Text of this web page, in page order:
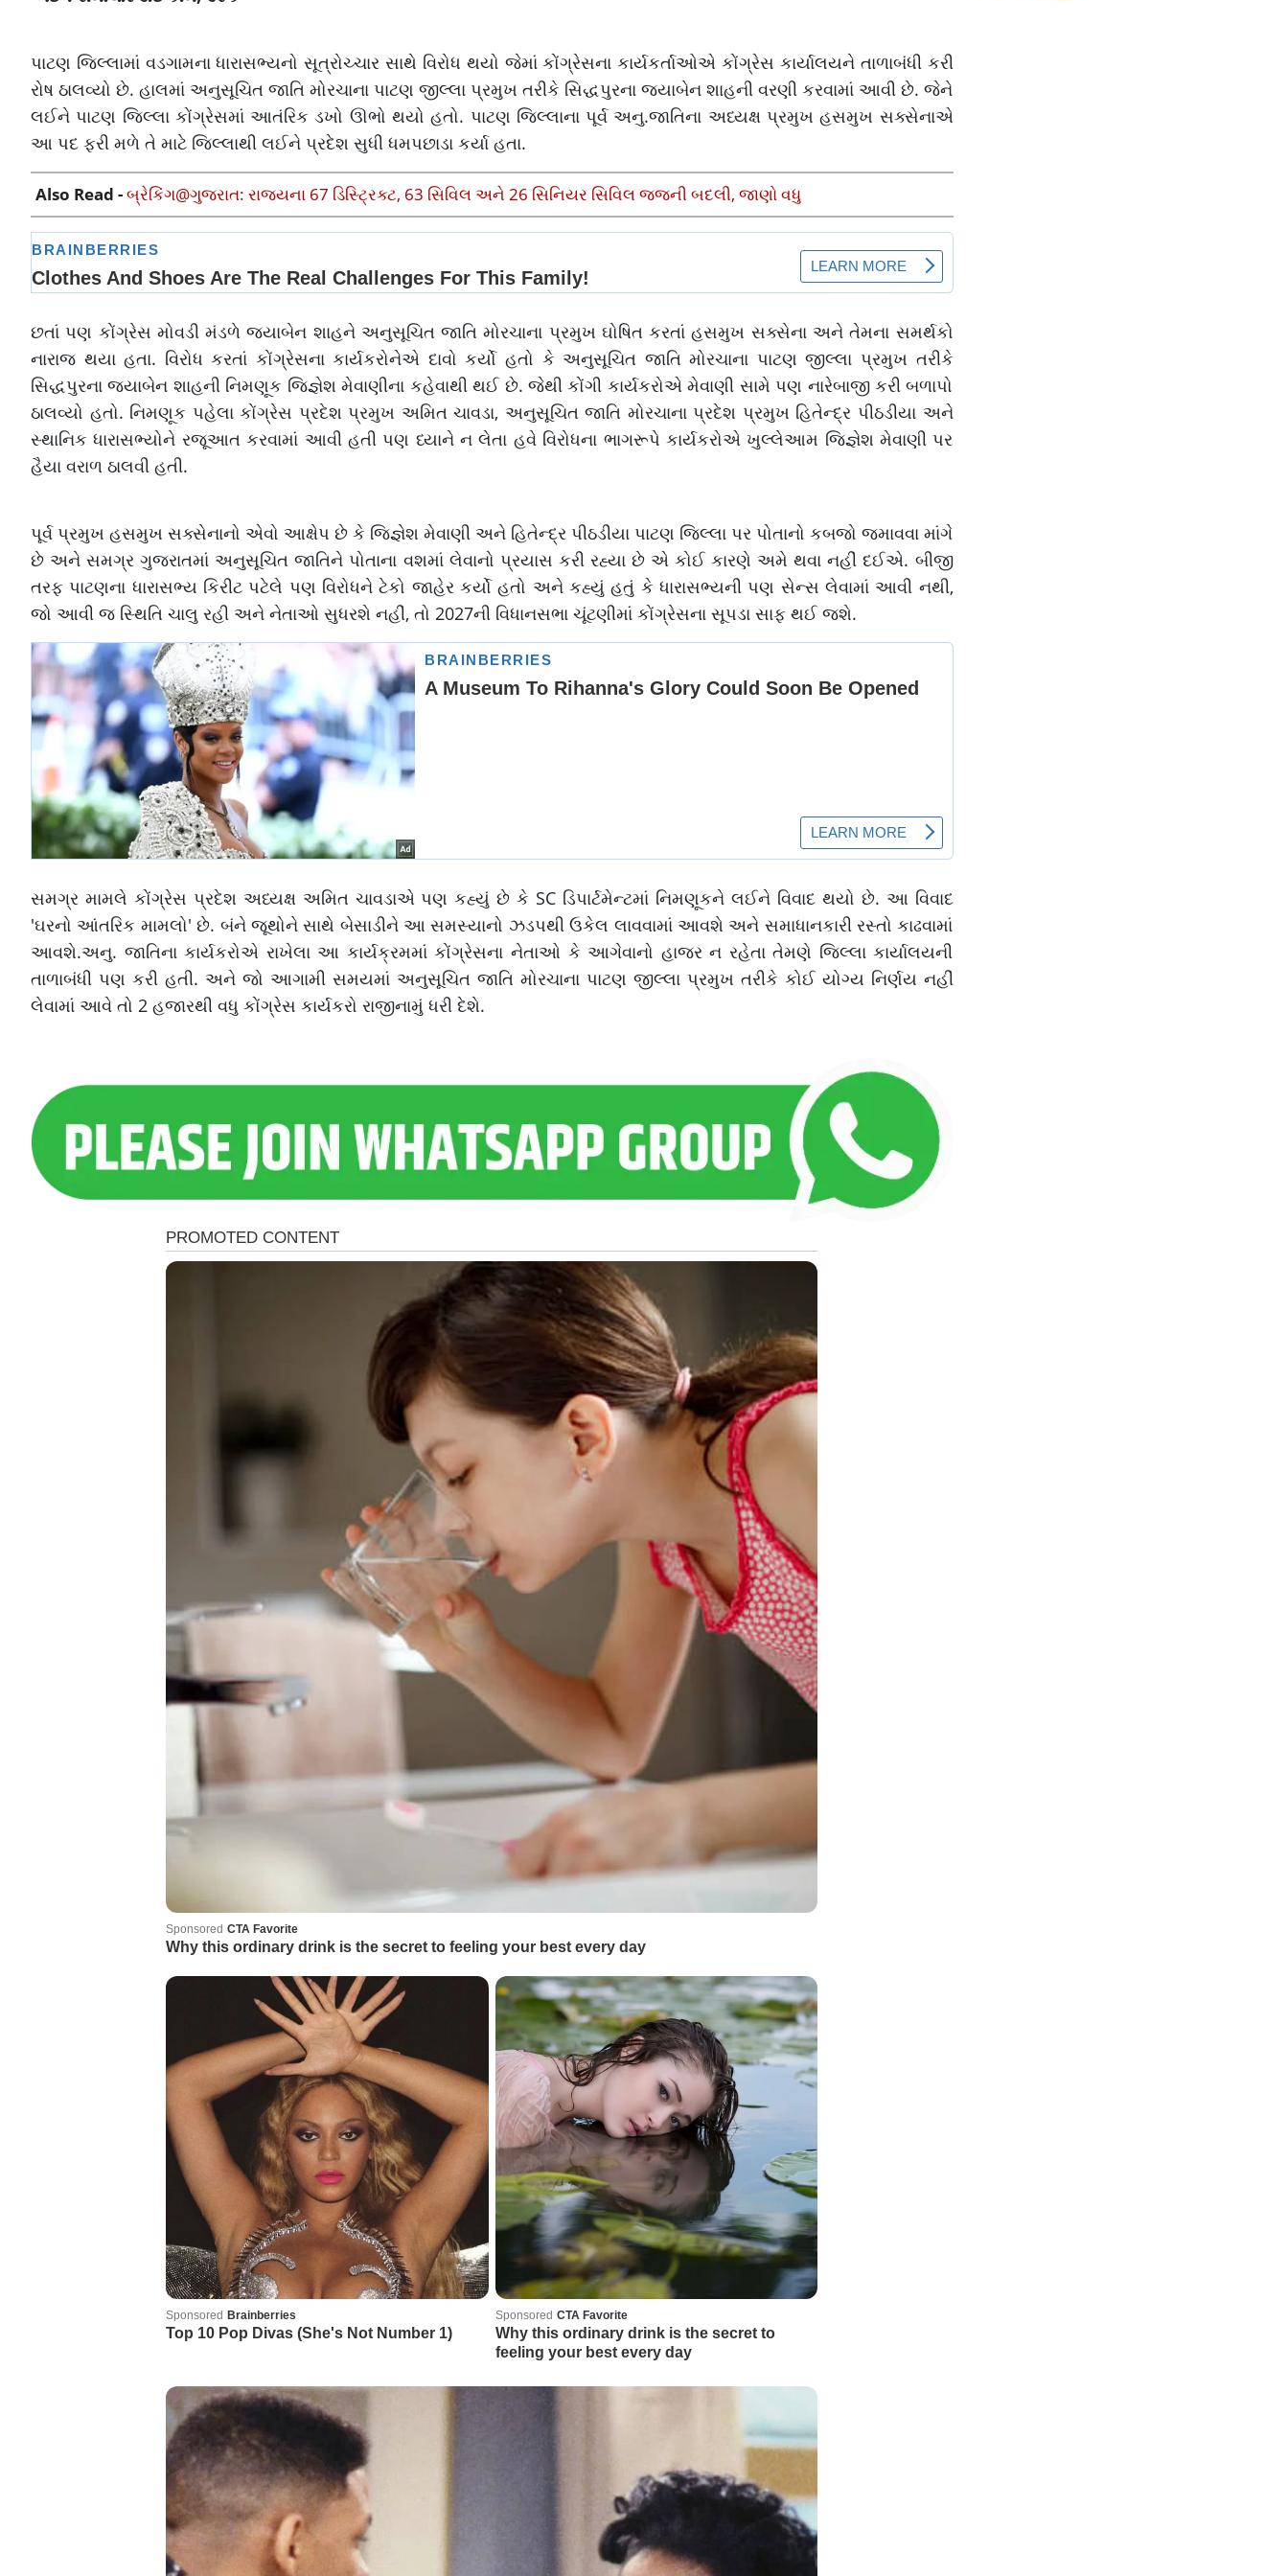
પાટણ જિલ્લામાં વડગામના ધારાસભ્યનો સૂત્રોચ્ચાર સાથે વિરોધ થયો જેમાં કોંગ્રેસના કાર્યકર્તાઓએ કોંગ્રેસ કાર્યાલયને તાળાબંધી કરી
રોષ ઠાલવ્યો છે. હાલમાં અનુસૂચિત જાતિ મોરચાના પાટણ જીલ્લા પ્રમુખ તરીકે સિદ્ધપુરના જયાબેન શાહની વરણી કરવામાં આવી છે. જેને
લઈને પાટણ જિલ્લા કોંગ્રેસમાં આતંરિક ડખો ઊભો થયો હતો. પાટણ જિલ્લાના પૂર્વ અનુ.જાતિના અધ્યક્ષ પ્રમુખ હસમુખ સક્સેનાએ
આ પદ ફરી મળે તે માટે જિલ્લાથી લઈને પ્રદેશ સુધી ધમપછાડા કર્યા હતા.
Also Read -બ્રેકિંગ@ગુજરાત: રાજ્યના 67 ડિસ્ટ્રિક્ટ, 63 સિવિલ અને 26 સિનિયર સિવિલ જજની બદલી, જાણો વધુ
છતાં પણ કોંગ્રેસ મોવડી મંડળે જયાબેન શાહને અનુસૂચિત જાતિ મોરચાના પ્રમુખ ઘોષિત કરતાં હસમુખ સક્સેના અને તેમના સમર્થકો
નારાજ થયા હતા. વિરોધ કરતાં કોંગ્રેસના કાર્યકરોનેએ દાવો કર્યો હતો કે અનુસૂચિત જાતિ મોરચાના પાટણ જીલ્લા પ્રમુખ તરીકે
સિદ્ધપુરના જયાબેન શાહની નિમણૂક જિજ્ઞેશ મેવાણીના કહેવાથી થઈ છે. જેથી કોંગી કાર્યકરોએ મેવાણી સામે પણ નારેબાજી કરી બળાપો
ઠાલવ્યો હતો. નિમણૂક પહેલા કોંગ્રેસ પ્રદેશ પ્રમુખ અમિત ચાવડા, અનુસૂચિત જાતિ મોરચાના પ્રદેશ પ્રમુખ હિતેન્દ્ર પીઠડીયા અને
સ્થાનિક ધારાસભ્યોને રજૂઆત કરવામાં આવી હતી પણ ધ્યાને ન લેતા હવે વિરોધના ભાગરૂપે કાર્યકરોએ ખુલ્લેઆમ જિજ્ઞેશ મેવાણી પર
હૈયા વરાળ ઠાલવી હતી.
પૂર્વ પ્રમુખ હસમુખ સક્સેનાનો એવો આક્ષેપ છે કે જિજ્ઞેશ મેવાણી અને હિતેન્દ્ર પીઠડીયા પાટણ જિલ્લા પર પોતાનો કબજો જમાવવા માંગે
છે અને સમગ્ર ગુજરાતમાં અનુસૂચિત જાતિને પોતાના વશમાં લેવાનો પ્રયાસ કરી રહ્યા છે એ કોઈ કારણે અમે થવા નહીં દઈએ. બીજી
તરફ પાટણના ધારાસભ્ય કિરીટ પટેલે પણ વિરોધને ટેકો જાહેર કર્યો હતો અને કહ્યું હતું કે ધારાસભ્યની પણ સેન્સ લેવામાં આવી નથી,
જો આવી જ સ્થિતિ ચાલુ રહી અને નેતાઓ સુધરશે નહીં, તો 2027ની વિધાનસભા ચૂંટણીમાં કોંગ્રેસના સૂપડા સાફ થઈ જશે.
સમગ્ર મામલે કોંગ્રેસ પ્રદેશ અધ્યક્ષ અમિત ચાવડાએ પણ કહ્યું છે કે SC ડિપાર્ટમેન્ટમાં નિમણૂકને લઈને વિવાદ થયો છે. આ વિવાદ
'ઘરનો આંતરિક મામલો' છે. બંને જૂથોને સાથે બેસાડીને આ સમસ્યાનો ઝડપથી ઉકેલ લાવવામાં આવશે અને સમાધાનકારી રસ્તો કાઢવામાં
આવશે.અનુ. જાતિના કાર્યકરોએ રાખેલા આ કાર્યક્રમમાં કોંગ્રેસના નેતાઓ કે આગેવાનો હાજર ન રહેતા તેમણે જિલ્લા કાર્યાલયની
તાળાબંધી પણ કરી હતી. અને જો આગામી સમયમાં અનુસૂચિત જાતિ મોરચાના પાટણ જીલ્લા પ્રમુખ તરીકે કોઈ યોગ્ય નિર્ણય નહીં
લેવામાં આવે તો 2 હજારથી વધુ કોંગ્રેસ કાર્યકરો રાજીનામું ધરી દેશે.